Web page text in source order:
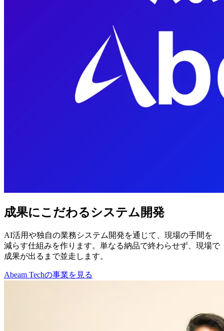
成果にこだわるシステム開発
AI活用や独自の業務システム開発を通じて、現場の手間を
減らす仕組みを作ります。単なる納品で終わらせず、現場で
成果が出るまで並走します。
Abeam Techの事業を見る